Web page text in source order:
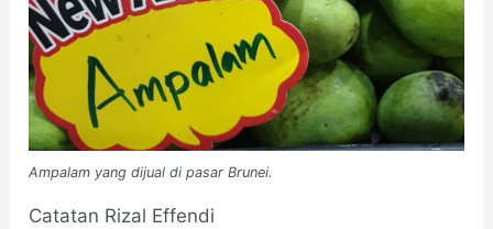
Ampalam yang dijual di pasar Brunei.
Catatan Rizal Effendi